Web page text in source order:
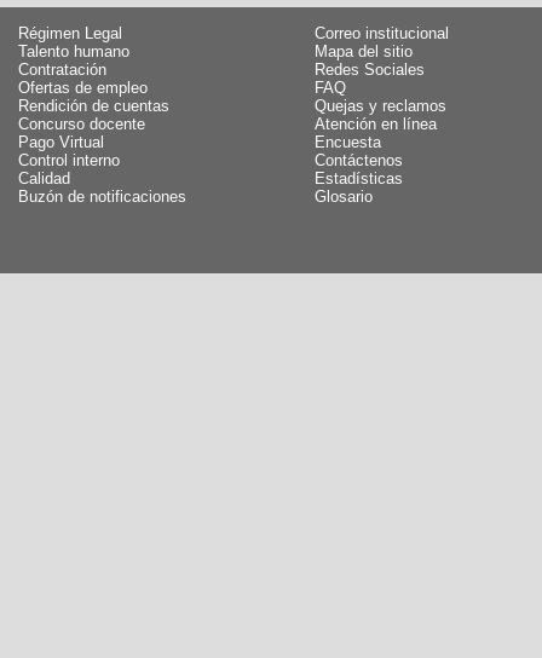
Régimen Legal
Talento humano
Contratación
Ofertas de empleo
Rendición de cuentas
Concurso docente
Pago Virtual
Control interno
Calidad
Buzón de notificaciones
Correo institucional
Mapa del sitio
Redes Sociales
FAQ
Quejas y reclamos
Atención en línea
Encuesta
Contáctenos
Estadísticas
Glosario